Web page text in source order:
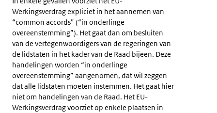
Werkingsverdrag expliciet in het aannemen van
“common accords” (“in onderlinge
overeenstemming”). Het gaat dan om besluiten
van de vertegenwoordigers van de regeringen van
de lidstaten in het kader van de Raad bijeen. Deze
handelingen worden “in onderlinge
overeenstemming” aangenomen, dat wil zeggen
dat alle lidstaten moeten instemmen. Het gaat hier
niet om handelingen van de Raad. Het EU-
Werkingsverdrag voorziet op enkele plaatsen in